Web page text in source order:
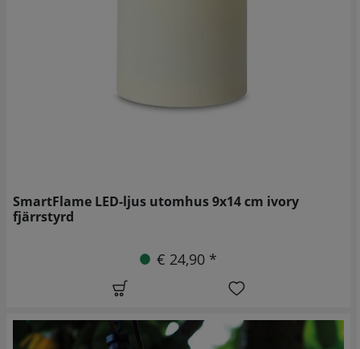
SmartFlame LED-ljus utomhus 9x14 cm ivory
fjärrstyrd
€ 24,90 *